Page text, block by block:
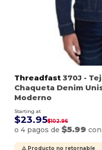
Threadfast 370J -
Chaqueta Denim
Moderno
Starting at
$23.95$102.96
o 4 pagos de$5.99
⚠️ Producto no retornable